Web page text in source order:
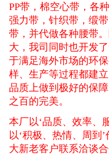
PP带，棉空心带，各
强力带，针织带，缎
带，并代做各种腰带
大，我司同时也开发
于满足海外市场的环
样、生产等过程都建
品质上做到极好的保
之百的完美。
本厂以‘品质、效率、
以‘积极、热情、周到
大新老客户联系洽谈